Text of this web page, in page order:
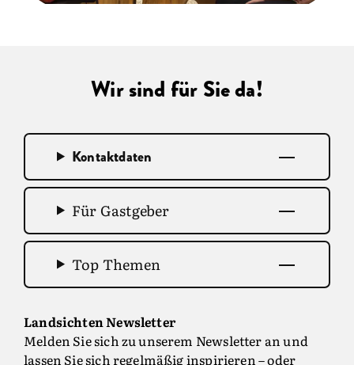
Wir sind für Sie da!
Kontaktdaten
Für Gastgeber
Top Themen
Landsichten Newsletter
Melden Sie sich zu unserem Newsletter an und
lassen Sie sich regelmäßig inspirieren – oder